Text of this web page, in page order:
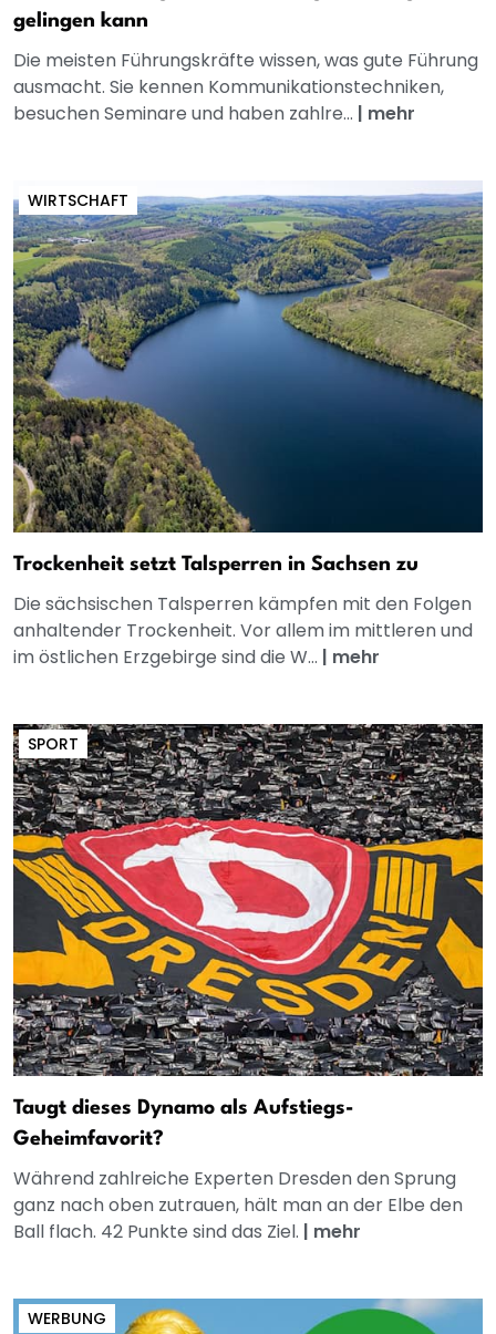
gelingen kann
Die meisten Führungskräfte wissen, was gute Führung
ausmacht. Sie kennen Kommunikationstechniken,
besuchen Seminare und haben zahlre... | mehr
WIRTSCHAFT
Trockenheit setzt Talsperren in Sachsen zu
Die sächsischen Talsperren kämpfen mit den Folgen
anhaltender Trockenheit. Vor allem im mittleren und
im östlichen Erzgebirge sind die W... | mehr
SPORT
Taugt dieses Dynamo als Aufstiegs-
Geheimfavorit?
Während zahlreiche Experten Dresden den Sprung
ganz nach oben zutrauen, hält man an der Elbe den
Ball flach. 42 Punkte sind das Ziel. | mehr
WERBUNG